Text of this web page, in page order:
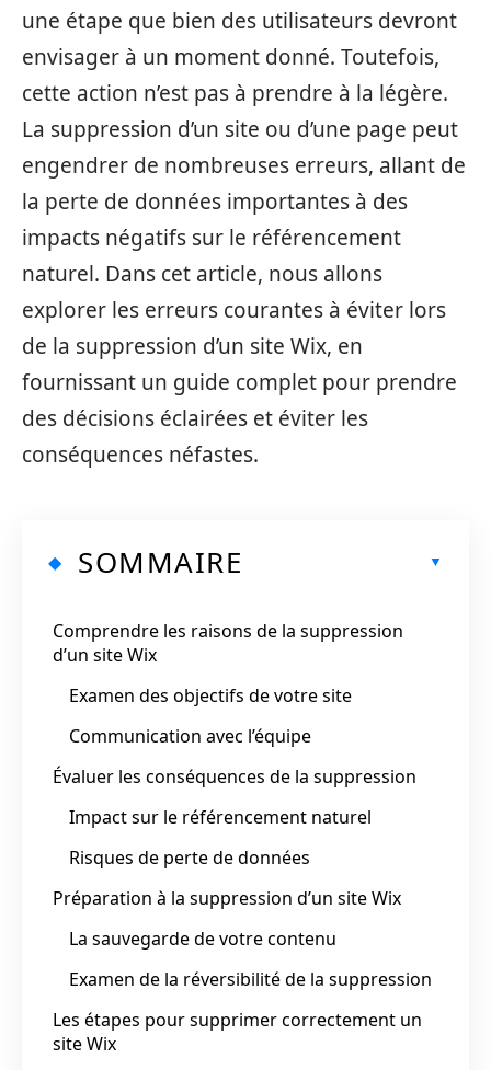
une étape que bien des utilisateurs devront
envisager à un moment donné. Toutefois,
cette action n’est pas à prendre à la légère.
La suppression d’un site ou d’une page peut
engendrer de nombreuses erreurs, allant de
la perte de données importantes à des
impacts négatifs sur le référencement
naturel. Dans cet article, nous allons
explorer les erreurs courantes à éviter lors
de la suppression d’un site Wix, en
fournissant un guide complet pour prendre
des décisions éclairées et éviter les
conséquences néfastes.
SOMMAIRE
Comprendre les raisons de la suppression
d’un site Wix
Examen des objectifs de votre site
Communication avec l’équipe
Évaluer les conséquences de la suppression
Impact sur le référencement naturel
Risques de perte de données
Préparation à la suppression d’un site Wix
La sauvegarde de votre contenu
Examen de la réversibilité de la suppression
Les étapes pour supprimer correctement un
site Wix